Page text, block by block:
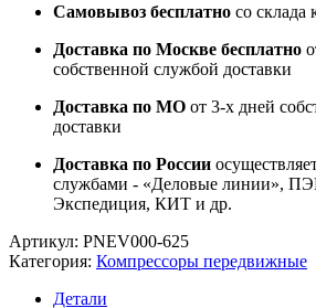
Самовывоз бесплатно со склада
Доставка по Москве бесплатно
собственной службой доставки
Доставка по МО от 3-х дней
доставки
Доставка по России
службами - «Деловые линии»,
Экспедиция, КИТ и др.
Артикул: PNEV000-625
Категория: Компрессоры передвижные
Детали